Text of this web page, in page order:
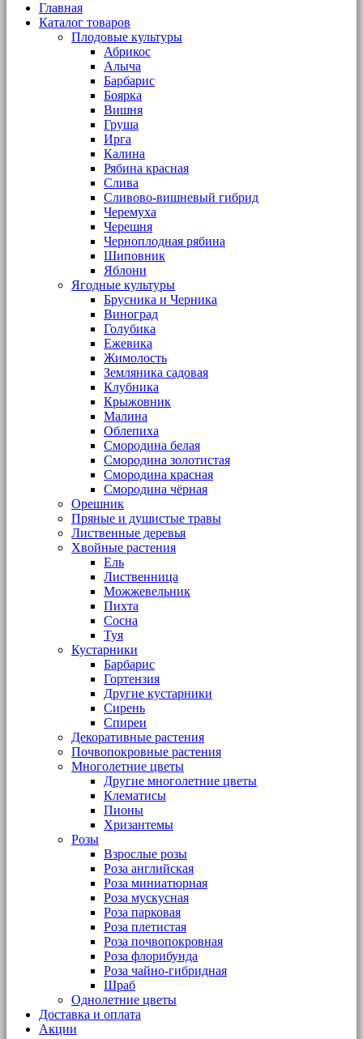
Главная
Каталог товаров
Плодовые культуры
Абрикос
Алыча
Барбарис
Боярка
Вишня
Груша
Ирга
Калина
Рябина красная
Слива
Сливово-вишневый гибрид
Черемуха
Черешня
Черноплодная рябина
Шиповник
Яблони
Ягодные культуры
Брусника и Черника
Виноград
Голубика
Ежевика
Жимолость
Земляника садовая
Клубника
Крыжовник
Малина
Облепиха
Смородина белая
Смородина золотистая
Смородина красная
Смородина чёрная
Орешник
Пряные и душистые травы
Лиственные деревья
Хвойные растения
Ель
Лиственница
Можжевельник
Пихта
Сосна
Туя
Кустарники
Барбарис
Гортензия
Другие кустарники
Сирень
Спиреи
Декоративные растения
Почвопокровные растения
Многолетние цветы
Другие многолетние цветы
Клематисы
Пионы
Хризантемы
Розы
Взрослые розы
Роза английская
Роза миниатюрная
Роза мускусная
Роза парковая
Роза плетистая
Роза почвопокровная
Роза флорибунда
Роза чайно-гибридная
Шраб
Однолетние цветы
Доставка и оплата
Акции